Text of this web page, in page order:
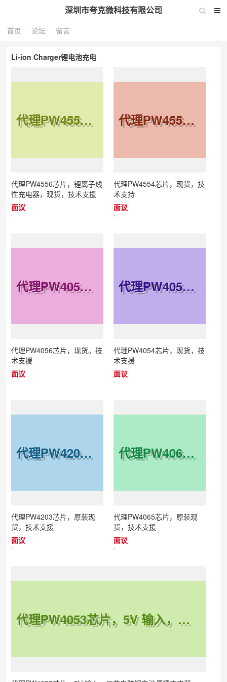
深圳市夸克微科技有限公司
首页 论坛 留言
Li-ion Charger锂电池充电
代理PW4556芯片，锂离子线性充电器，现货，技术支援
代理PW4556芯片，锂离子线
性充电器，现货，技术支援
面议
'
代理PW4554芯片，现货，技术支持
代理PW4554芯片，现货，技
术支持
面议
'
代理PW4056芯片，现货。技术支援
代理PW4056芯片，现货。技
术支援
面议
'
代理PW4054芯片，现货，技术支援
代理PW4054芯片，现货，技
术支援
面议
'
代理PW4203芯片，原装现货，技术支援
代理PW4203芯片，原装现
货，技术支援
面议
'
代理PW4065芯片，原装现货，技术支援
代理PW4065芯片，原装现
货，技术支援
面议
'
代理PW4053芯片，5V 输入，三节串联锂电池便捷充电器